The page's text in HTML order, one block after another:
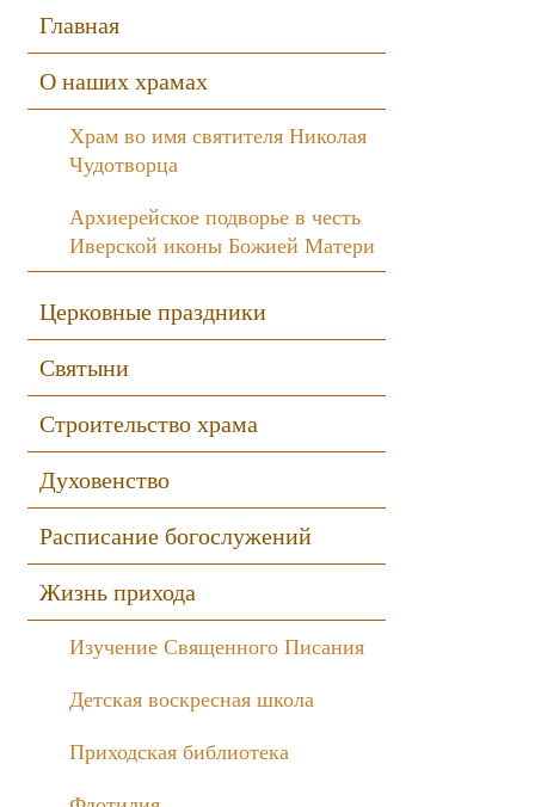
Sidebar
Главная
О наших храмах
Храм во имя святителя Николая
Чудотворца
Архиерейское подворье в честь
Иверской иконы Божией Матери
Церковные праздники
Святыни
Строительство храма
Духовенство
Расписание богослужений
Жизнь прихода
Изучение Священного Писания
Детская воскресная школа
Приходская библиотека